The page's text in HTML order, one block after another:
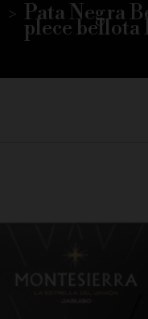
Pata Negra
plece bellota